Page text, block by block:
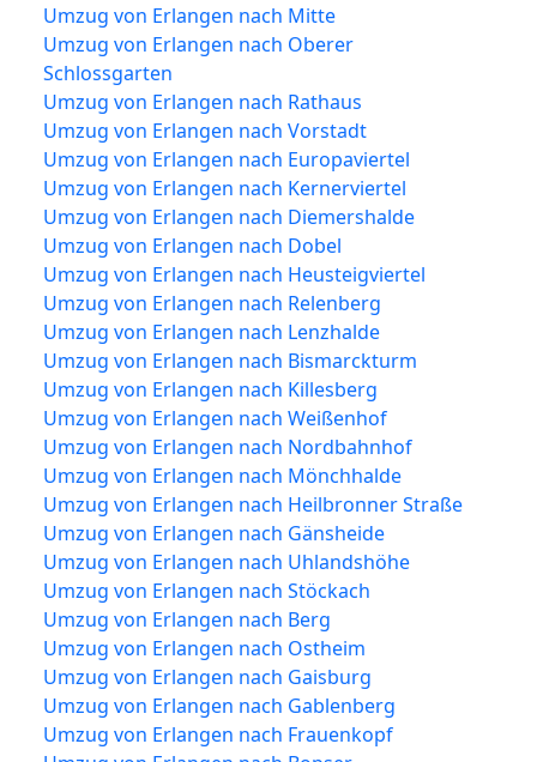
Umzug von Erlangen nach Mitte
Umzug von Erlangen nach Oberer
Schlossgarten
Umzug von Erlangen nach Rathaus
Umzug von Erlangen nach Vorstadt
Umzug von Erlangen nach Europaviertel
Umzug von Erlangen nach Kernerviertel
Umzug von Erlangen nach Diemershalde
Umzug von Erlangen nach Dobel
Umzug von Erlangen nach Heusteigviertel
Umzug von Erlangen nach Relenberg
Umzug von Erlangen nach Lenzhalde
Umzug von Erlangen nach Bismarckturm
Umzug von Erlangen nach Killesberg
Umzug von Erlangen nach Weißenhof
Umzug von Erlangen nach Nordbahnhof
Umzug von Erlangen nach Mönchhalde
Umzug von Erlangen nach Heilbronner Straße
Umzug von Erlangen nach Gänsheide
Umzug von Erlangen nach Uhlandshöhe
Umzug von Erlangen nach Stöckach
Umzug von Erlangen nach Berg
Umzug von Erlangen nach Ostheim
Umzug von Erlangen nach Gaisburg
Umzug von Erlangen nach Gablenberg
Umzug von Erlangen nach Frauenkopf